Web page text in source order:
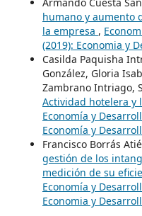
humano y aumento
la empresa ,
(2019): Economia y
Casilda Paquisha
González, Gloria
Zambrano Intriago,
Actividad hotelera y
Economía y
Economía y
Francisco Borrás
gestión de los
medición de su
Economía y
Economia y